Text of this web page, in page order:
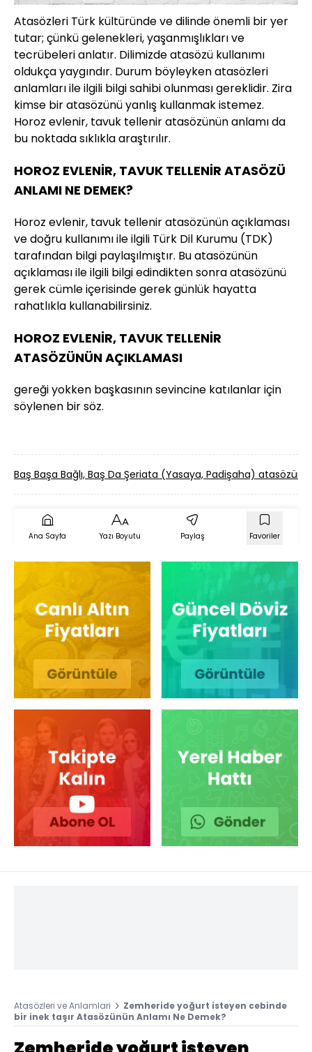
Atasözleri Türk kültüründe ve dilinde önemli bir yer
tutar; çünkü gelenekleri, yaşanmışlıkları ve
tecrübeleri anlatır. Dilimizde atasözü kullanımı
oldukça yaygındır. Durum böyleyken atasözleri
anlamları ile ilgili bilgi sahibi olunması gereklidir. Zira
kimse bir atasözünü yanlış kullanmak istemez.
Horoz evlenir, tavuk tellenir atasözünün anlamı da
bu noktada sıklıkla araştırılır.
HOROZ EVLENİR, TAVUK TELLENİR ATASÖZÜ
ANLAMI NE DEMEK?
Horoz evlenir, tavuk tellenir atasözünün açıklaması
ve doğru kullanımı ile ilgili Türk Dil Kurumu (TDK)
tarafından bilgi paylaşılmıştır. Bu atasözünün
açıklaması ile ilgili bilgi edindikten sonra atasözünü
gerek cümle içerisinde gerek günlük hayatta
rahatlıkla kullanabilirsiniz.
HOROZ EVLENİR, TAVUK TELLENİR
ATASÖZÜNÜN AÇIKLAMASI
gereği yokken başkasının sevincine katılanlar için
söylenen bir söz.
Baş Başa Bağlı, Baş Da Şeriata (Yasaya, Padişaha)
Ana Sayfa Yazı Boyutu Paylaş Favoriler
Atasözleri ve Anlamlari
Zemheride yoğurt isteyen cebinde
bir inek taşır Atasözünün Anlamı Ne Demek?